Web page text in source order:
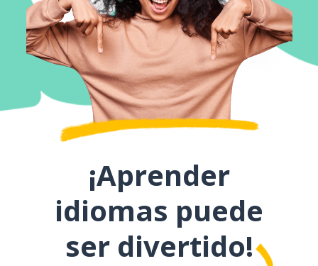
¡Aprender
idiomas puede
ser divertido!